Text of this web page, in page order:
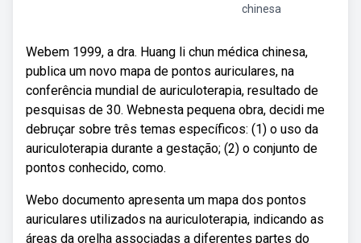
chinesa
Webem 1999, a dra. Huang li chun médica chinesa,
publica um novo mapa de pontos auriculares, na
conferência mundial de auriculoterapia, resultado de
pesquisas de 30. Webnesta pequena obra, decidi me
debruçar sobre três temas específicos: (1) o uso da
auriculoterapia durante a gestação; (2) o conjunto de
pontos conhecido, como.
Webo documento apresenta um mapa dos pontos
auriculares utilizados na auriculoterapia, indicando as
áreas da orelha associadas a diferentes partes do